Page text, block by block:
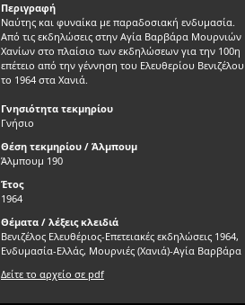
Περιγραφή
Ναύτης και φυναίκα με παραδοσιακή ενδυμασία.
Από τις εκδηλώσεις στην Αγία Βαρβάρα Μουρνιών
Χανίων στο πλαίσιο των εκδηλώσεων για την 100η
επέτειο από την γέννηση του Ελευθερίου Βενιζέλου
το 1964 στα Χανιά.
Γνησιότητα τεκμηρίου
Γνήσιο
Θέση τεκμηρίου / Άλμπουμ
Άλμπουμ 190
Έτος
1964
Θέματα / λέξεις κλειδιά
Βενιζέλος Ελευθέριος-Επετειακές εκδηλώσεις 1964,
Ενδυμασία-Ελλάς, Μουρνιές (Χανιά)-Αγία Βαρβάρα
Δείτε το αρχείο σε pdf